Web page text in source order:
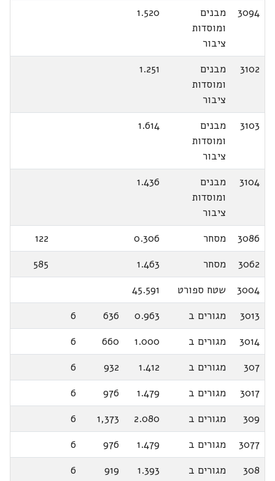
3094
מבנים
ומוסדות
ציבור
1.520
3102
מבנים
ומוסדות
ציבור
1.251
3103
מבנים
ומוסדות
ציבור
1.614
3104
מבנים
ומוסדות
ציבור
1.436
3086 מסחר 0.306
122
3062
מסחר 1.463
585
3004
שטח ספורט
45.591
3013
מגורים ב 0.963
636
6
3014
מגורים ב 1.000
660
6
307
מגורים ב 1.412
932
6
3017
מגורים ב 1.479
976
6
309
מגורים ב 2.080
1,373
6
3077
מגורים ב 1.479
976
6
308
מגורים ב 1.393
919
6